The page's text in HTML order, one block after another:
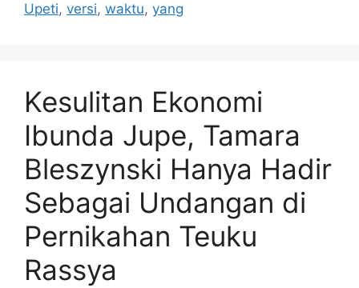
Upeti, versi, waktu, yang
Kesulitan Ekonomi
Ibunda Jupe, Tamara
Bleszynski Hanya Hadir
Sebagai Undangan di
Pernikahan Teuku
Rassya